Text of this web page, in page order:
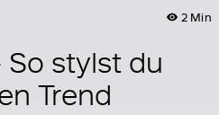
2 Min
stylst du
Trend